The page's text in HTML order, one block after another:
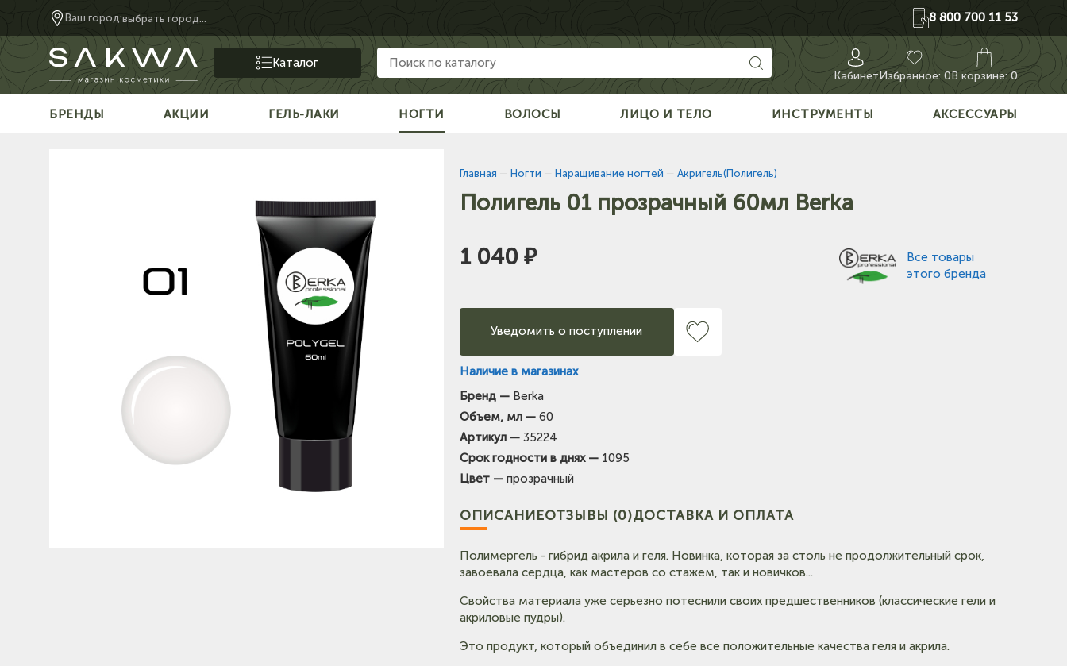
Ваш город:выбрать город... 8 800 700 11 53
Каталог
КабинетИзбранное:0В корзине: 0
БРЕНДЫ АКЦИИ ГЕЛЬ-ЛАКИ НОГТИ ВОЛОСЫ ЛИЦО И ТЕЛО ИНСТРУМЕНТЫ АКСЕССУАРЫ
Главная Ногти Наращивание ногтей Акригель(Полигель)
Полигель 01 прозрачный 60мл Berka
1 040 ₽
Все товары
этого бренда
Уведомить о поступлении
Наличие в магазинах
Бренд — Berka
Объем, мл — 60
Артикул — 35224
Срок годности в днях — 1095
Цвет — прозрачный
ОПИСАНИЕОТЗЫВЫ (0)ДОСТАВКА И ОПЛАТА
Полимергель - гибрид акрила и геля. Новинка, которая за столь не продолжительный срок,
завоевала сердца, как мастеров со стажем, так и новичков...
Свойства материала уже серьезно потеснили своих предшественников (классические гели и
акриловые пудры).
Это продукт, который объединил в себе все положительные качества геля и акрила.